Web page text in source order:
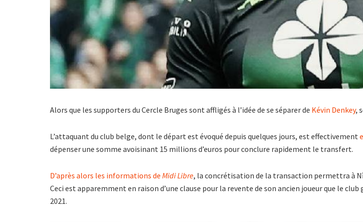
Alors que les supporters du Cercle Bruges sont affligés à l’idée de se séparer de Kévin Denkey,
L’attaquant du club belge, dont le départ est évoqué depuis quelques jours, est effectivement
dépenser une somme avoisinant 15 millions d’euros pour conclure rapidement le transfert.
D’après alors les informations de Midi Libre, la concrétisation de la transaction permettra à
Ceci est apparemment en raison d’une clause pour la revente de son ancien joueur que le
2021.